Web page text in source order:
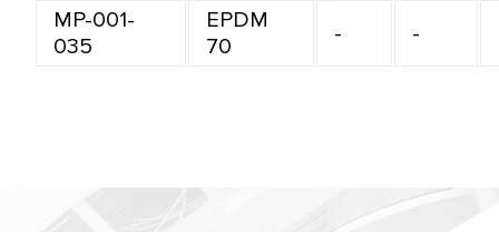
MP-001-
035
EPDM
70
- -